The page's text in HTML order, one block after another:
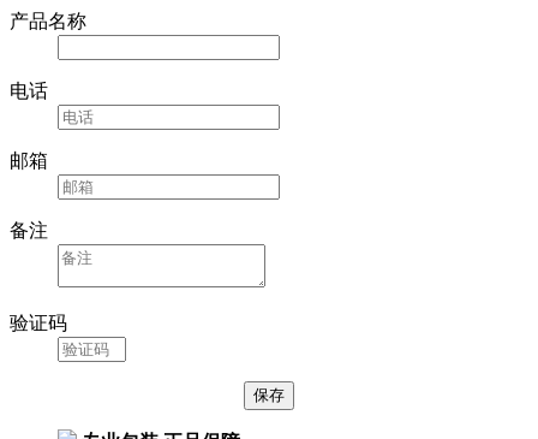
产品名称
电话
邮箱
备注
验证码